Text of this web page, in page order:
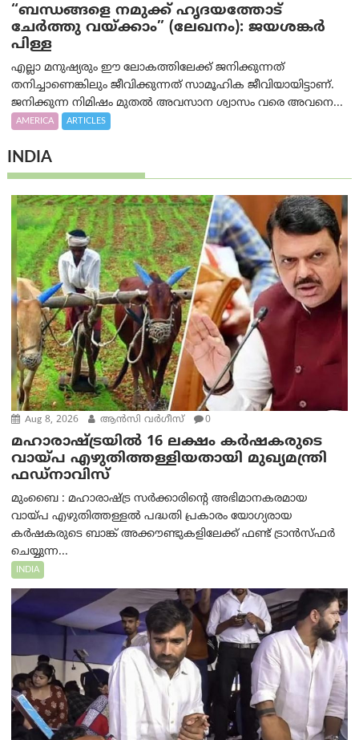
“ബന്ധങ്ങളെ നമുക്ക് ഹൃദയത്തോട്
ചേർത്തു വയ്ക്കാം” (ലേഖനം): ജയശങ്കര്‍
പിള്ള
എല്ലാ മനുഷ്യരും ഈ ലോകത്തിലേക്ക് ജനിക്കുന്നത്
തനിച്ചാണെങ്കിലും ജീവിക്കുന്നത് സാമൂഹിക ജീവിയായിട്ടാണ്.
ജനിക്കുന്ന നിമിഷം മുതൽ അവസാന ശ്വാസം വരെ അവനെ...
AMERICA ARTICLES
INDIA
Aug 8, 2026 ആന്‍സി വര്‍ഗീസ് 0
മഹാരാഷ്ട്രയിൽ 16 ലക്ഷം കർഷകരുടെ
വായ്പ എഴുതിത്തള്ളിയതായി മുഖ്യമന്ത്രി
ഫഡ്‌നാവിസ്
മുംബൈ : മഹാരാഷ്ട്ര സർക്കാരിന്റെ അഭിമാനകരമായ
വായ്പ എഴുതിത്തള്ളൽ പദ്ധതി പ്രകാരം യോഗ്യരായ
കർഷകരുടെ ബാങ്ക് അക്കൗണ്ടുകളിലേക്ക് ഫണ്ട് ട്രാൻസ്ഫർ
ചെയ്യുന്ന...
INDIA